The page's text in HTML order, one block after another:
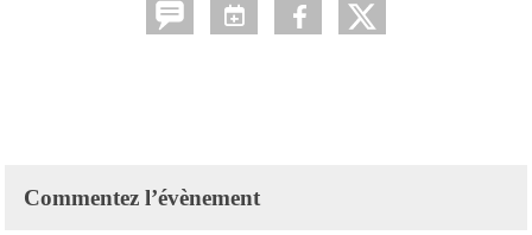
Commentez l’évènement